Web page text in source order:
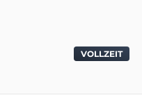
VOLLZEIT